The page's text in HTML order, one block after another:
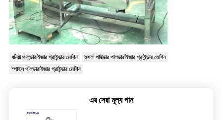
ধনিয়া পাল্ভারাইজার গ্রাইন্ডার মেশিন
মসলা পাউডার পালভারাইজার গ্রাইন্ডার মেশিন
স্পাইস পালভারাইজার গ্রাইন্ডার মেশিন
এর সেরা মূল্য পান